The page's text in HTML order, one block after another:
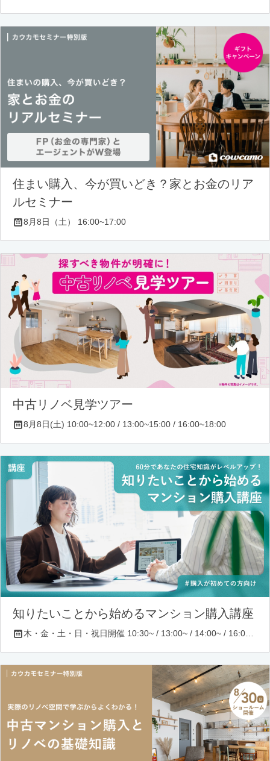
住まい購入、今が買いどき？家とお金のリア
ルセミナー
8月8日（土） 16:00~17:00
中古リノベ見学ツアー
8月8日(土) 10:00~12:00 / 13:00~15:00 / 16:00~18:00
知りたいことから始めるマンション購入講座
木・金・土・日・祝日開催 10:30~ / 13:00~ / 14:00~ / 16:00~ / 17:00~/ 18:30~/ 19:30~